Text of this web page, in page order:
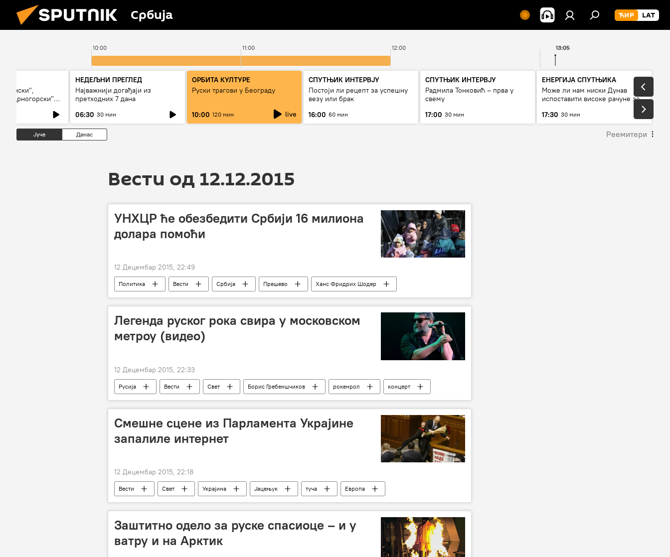
Србија
10:00 11:00 12:00 13:05
„црногорски"
НЕДЕЉНИ ПРЕГЛЕД
Најважнији догађаји из
претходних 7 дана
06:30 30 мин
ОРБИТА КУЛТУРЕ
Руски трагови у Београду
10:00 120 мин live
СПУТЊИК ИНТЕРВЈУ
Постоји ли рецепт за успешну
везу или брак
16:00 60 мин
СПУТЊИК ИНТЕРВЈУ
Радмила Тонковић – прва у
свему
17:00 30 мин
ЕНЕРГИЈА СПУТЊИКА
Може ли нам ниски Дунав
испоставити високе рачуне за
17:30 30 мин
Јуче Данас Реемитери
Вести од 12.12.2015
УНХЦР ће обезбедити Србији 16 милиона
долара помоћи
12 Децембар 2015, 22:49
Политика Вести Србија Прешево
Ханс Фридрих Шодер
УНХЦР
Легенда руског рока свира у московском
метроу (видео)
12 Децембар 2015, 22:33
Русија Вести Свет Борис Гребеншчиков рокенрол
концерт
метро
Смешне сцене из Парламента Украјине
запалиле интернет
12 Децембар 2015, 22:18
Вести Свет Украјина Јацењук туча
Европа
Скупштина
интернет
Заштитно одело за руске спасиоце – и у
ватру и на Арктик